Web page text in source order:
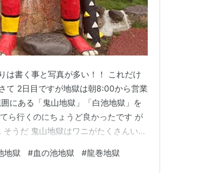
は書く事と写真が多い！！ これだけ
て 2日目ですが地獄は朝8:00から営業
にある「鬼山地獄」「白池地獄」を
ら行くのにちょうど良かったです が
うだ 鬼山地獄はワニがたくさんいる
！！」 profile.yoshimoto.co.jp…
地獄 #血の池地獄 #龍巻地獄